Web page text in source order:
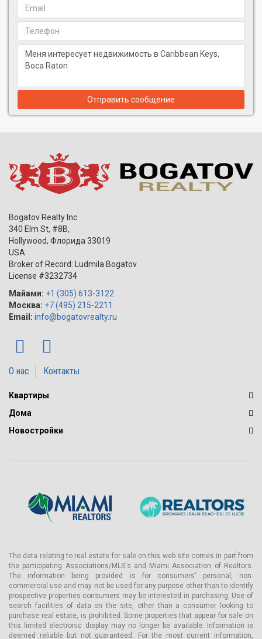
Отправить сообщение
Bogatov Realty Inc
340 Elm St, #8B,
Hollywood, Флорида 33019
USA
Broker of Record: Ludmila Bogatov
License #3232734
Майами: +1 (305) 613-3122
Москва: +7 (495) 215-2211
Email: info@bogatovrealty.ru
О нас Контакты
Квартиры
Дома
Новостройки
The data relating to real estate for sale on this web site comes in part from
the participating Associations/MLS's and Miami Association of Realtors.
The information being provided is for consumers' personal, non-
commercial use and may not be used for any purpose other than to identify
prospective properties consumers may be interested in purchasing. Use of
search facilities of data on the site, other than a consumer looking to
purchase real estate, is prohibited. Some properties that appear for sale on
this limited electronic display may no longer be available. Information is
deemed reliable but not guaranteed. For the most current information,